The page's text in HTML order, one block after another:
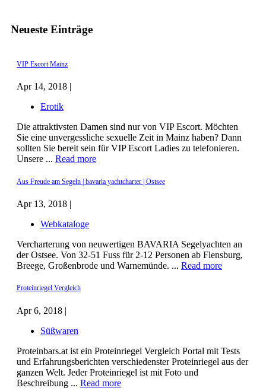
Neueste Einträge
VIP Escort Mainz
Apr 14, 2018 |
Erotik
Die attraktivsten Damen sind nur von VIP Escort. Möchten
Sie eine unvergessliche sexuelle Zeit in Mainz haben? Dann
sollten Sie bereit sein für VIP Escort Ladies zu telefonieren.
Unsere ... Read more
Aus Freude am Segeln | bavaria yachtcharter | Ostsee
Apr 13, 2018 |
Webkataloge
Vercharterung von neuwertigen BAVARIA Segelyachten an
der Ostsee. Von 32-51 Fuss für 2-12 Personen ab Flensburg,
Breege, Großenbrode und Warnemünde. ... Read more
Proteinriegel Vergleich
Apr 6, 2018 |
Süßwaren
Proteinbars.at ist ein Proteinriegel Vergleich Portal mit Tests
und Erfahrungsberichten verschiedenster Proteinriegel aus der
ganzen Welt. Jeder Proteinriegel ist mit Foto und
Beschreibung ... Read more